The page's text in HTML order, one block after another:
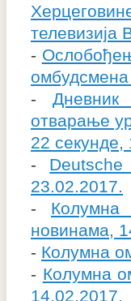
телевизија
-
омбудсмена
-
отварање
22 секунде,
-
23.02.2017.
-
новинама,
- Колумна
- Колумна
14.02.2017.